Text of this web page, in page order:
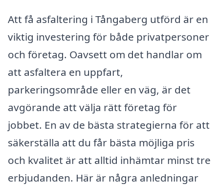
Att få asfaltering i Tångaberg utförd är en
viktig investering för både privatpersoner
och företag. Oavsett om det handlar om
att asfaltera en uppfart,
parkeringsområde eller en väg, är det
avgörande att välja rätt företag för
jobbet. En av de bästa strategierna för att
säkerställa att du får bästa möjliga pris
och kvalitet är att alltid inhämtar minst tre
erbjudanden. Här är några anledningar